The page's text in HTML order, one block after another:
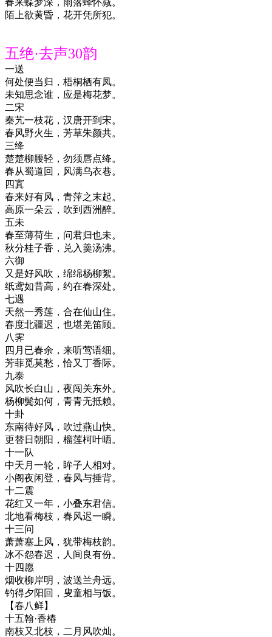
陌上欲黄昏，花开凭所犯。
五绝·去声30韵
一送
何处便当归，梧桐栖有凤。
未知思念谁，应是梅花梦。
二宋
秦艽一枝花，汉唐开到宋。
春风野火生，芳草朱颜共。
三绛
楚楚柳腰轻，勿须唇点绛。
春从蜀道回，风满乌衣巷。
四寘
春来好有风，青萍之末起。
高原一朵云，吹到西洲醉。
五未
春至薄荷生，问君归也未。
秋分桂子香，兑入羹汤沸。
六御
又是好风吹，绵绵杨柳絮。
纸鸢如昔高，约在春深处。
七遇
天然一秀莲，合在仙山住。
春度北疆迟，也堪羌笛顾。
八霁
四月已春余，来听莺语细。
芳菲觅莫愁，恰又丁香际。
九泰
风吹长白山，夜闯关东外。
杨柳鬓如何，青青无抵赖。
十卦
东南待好风，吹过燕山快。
更替日朝阳，榴莲柯叶晒。
十一队
中天月一轮，眸子人相对。
小阁夜闲登，春风与捶背。
十二震
花红又一年，小叠东君信。
北地看梅枝，春风迟一瞬。
十三问
萧萧塞上风，犹带梅枝韵。
冰不怨春迟，人间良有份。
十四愿
烟收柳岸明，波送兰舟远。
钓得夕阳回，叟童相与饭。
【春八鲜】
十五翰·香椿
南枝又北枝，二月风吹灿。